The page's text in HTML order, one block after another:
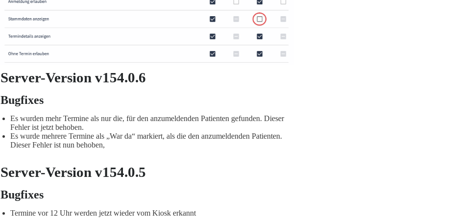
Server-Version v154.0.6
Bugfixes
Es wurden mehr Termine als nur die, für den anzumeldenden Patienten gefunden. Dieser
Fehler ist jetzt behoben.
Es wurde mehrere Termine als „War da“ markiert, als die den anzumeldenden Patienten.
Dieser Fehler ist nun behoben,
Server-Version v154.0.5
Bugfixes
Termine vor 12 Uhr werden jetzt wieder vom Kiosk erkannt